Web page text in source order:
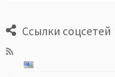
Ссылки соцсетей